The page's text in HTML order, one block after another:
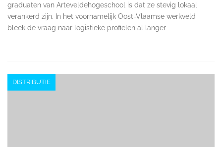
graduaten van Arteveldehogeschool is dat ze stevig lokaal
verankerd zijn. In het voornamelijk Oost-Vlaamse werkveld
bleek de vraag naar logistieke profielen al langer
DISTRIBUTIE